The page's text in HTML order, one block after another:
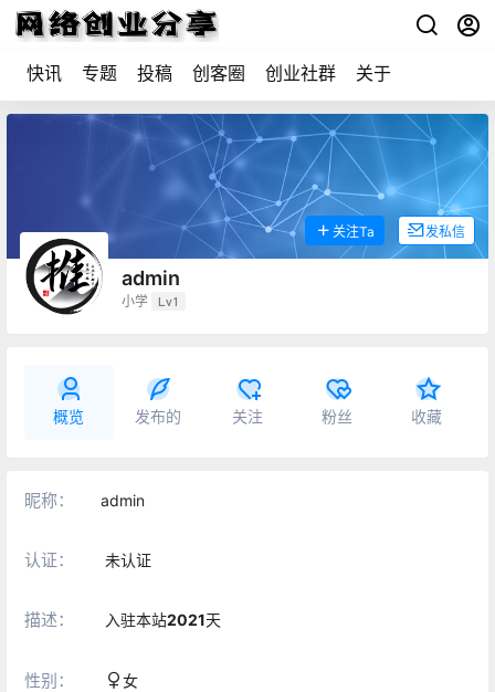
快讯 专题 投稿 创客圈 创业社群 关于
admin
小学 Lv1
关注Ta 发私信
概览 发布的 关注 粉丝 收藏
昵称： admin
认证： 未认证
描述： 入驻本站2021天
性别： 女